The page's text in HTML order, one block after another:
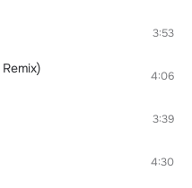
3:53
4:06
3:39
4:30